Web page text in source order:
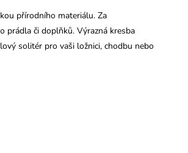
přírodního materiálu. Za
prádla či doplňků. Výrazná kresba
solitér pro vaši ložnici, chodbu nebo